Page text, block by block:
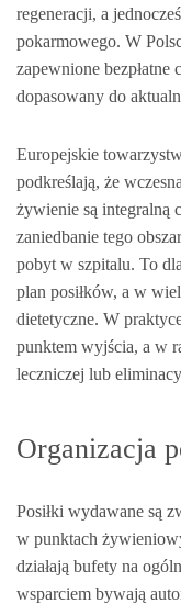
regeneracji, a
pokarmowego. W
zapewnione bezpłatne
dopasowany do
Europejskie
podkreślają, że
żywienie są integralną
zaniedbanie tego
pobyt w szpitalu. To
plan posiłków, a w
dietetyczne. W
punktem wyjścia, a w
leczniczej lub
Organizacja
Posiłki wydawane są
w punktach
działają bufety na
wsparciem bywają